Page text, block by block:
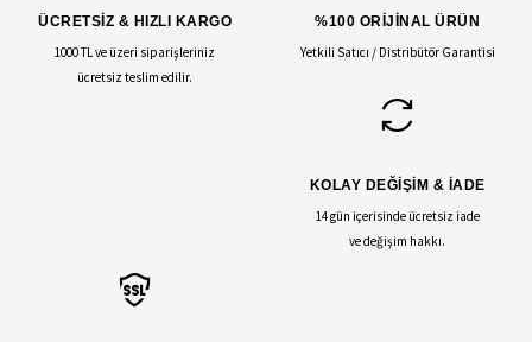
ÜCRETSİZ & HIZLI KARGO
1000 TL ve üzeri siparişleriniz
ücretsiz teslim edilir.
%100 ORİJİNAL ÜRÜN
Yetkili Satıcı / Distribütör Garantisi
KOLAY DEĞİŞİM & İADE
14 gün içerisinde ücretsiz iade
ve değişim hakkı.